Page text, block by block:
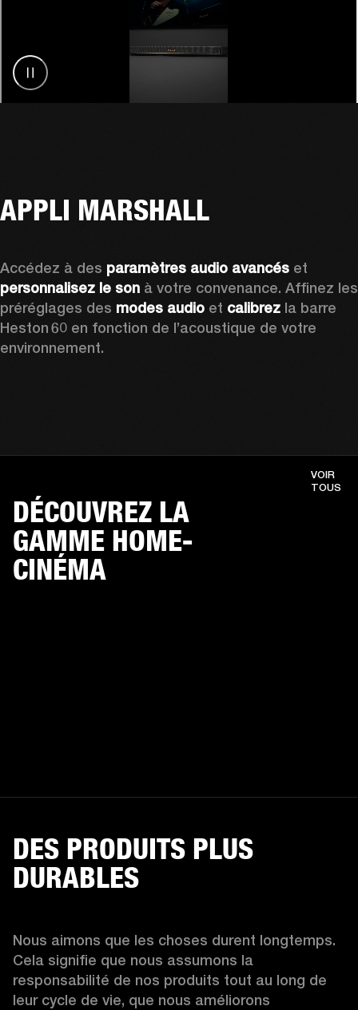
APPLI MARSHALL
Accédez à des paramètres audio avancés
personnalisez le son à votre convenance. Affinez les
préréglages des modes audio et calibrez la barre
Heston 60 en fonction de l’acoustique de votre
environnement.
DÉCOUVREZ LA
GAMME HOME-
CINÉMA
VOIR
TOUS
DES PRODUITS PLUS
DURABLES
Nous aimons que les choses durent longtemps.
Cela signifie que nous assumons la
responsabilité de nos produits tout au long de
leur cycle de vie, que nous améliorons